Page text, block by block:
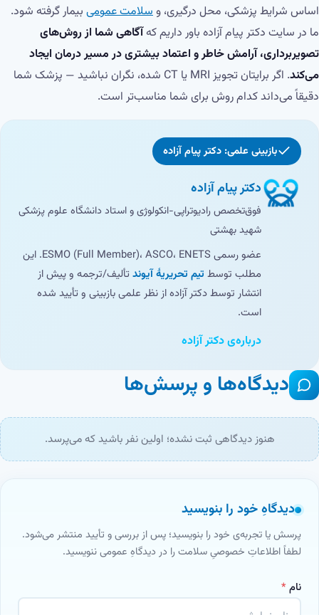
اساس شرایط پزشکی، محل درگیری، وسلامت عمومی بیمار گرفته شود.
ما در سایت دکتر پیام آزاده باور داریم کهآگاهی شما از روش‌های
تصویربرداری، آرامش خاطر و اعتماد بیشتری در مسیر درمان ایجاد
می‌کند
. اگر برایتان تجویز MRI یا CT شده، نگران نباشید — پزشک شما
دقیقاً می‌داند کدام روش برای شما مناسب‌تر است.
بازبینی علمی: دکتر پیام آزاده
دکتر پیام آزاده
فوق‌تخصص رادیوتراپی-انکولوژی و استاد دانشگاه علوم پزشکی
شهید بهشتی
عضو رسمی ESMO (Full Member)، ASCO، ENETS. این
مطلب توسط تیم تحریریهٔ آیوندتألیف/ترجمه و پیش از
انتشار توسط دکتر آزاده از نظر علمی بازبینی و تأیید شده
است.
درباره‌ی دکتر آزاده
دیدگاه‌ها و پرسش‌ها
هنوز دیدگاهی ثبت نشده؛ اولین نفر باشید که می‌پرسد.
دیدگاهِ خود را بنویسید
پرسش یا تجربه‌ی خود را بنویسید؛ پس از بررسی و تأیید منتشر می‌شود.
لطفاً اطلاعاتِ خصوصیِ سلامت را در دیدگاهِ عمومی ننویسید.
نام*